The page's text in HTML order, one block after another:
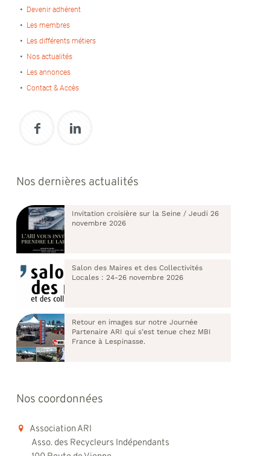
Devenir adhérent
Les membres
Les différents métiers
Nos actualités
Les annonces
Contact & Accès
Nos dernières actualités
Invitation croisière sur la Seine / Jeudi 26
novembre 2026
Salon des Maires et des Collectivités
Locales : 24-26 novembre 2026
Retour en images sur notre Journée
Partenaire ARI qui s’est tenue chez MBI
France à Lespinasse.
Nos coordonnées
Association ARI
Asso. des Recycleurs Indépendants